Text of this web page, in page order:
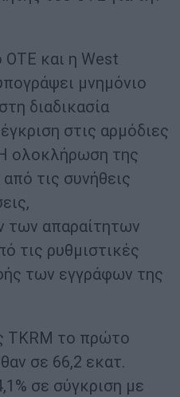
και η West
μνημόνιο
διαδικασία
στις αρμόδιες
ολοκλήρωση της
τις συνήθεις
των απαραίτητων
τις ρυθμιστικές
των εγγράφων της
TKRM το πρώτο
σε 66,2 εκατ.
σε σύγκριση με